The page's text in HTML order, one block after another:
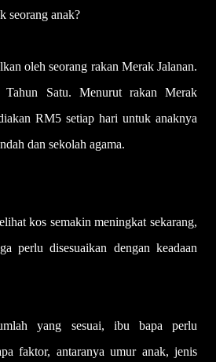
seorang anak?
oleh seorang rakan Merak Jalanan.
Tahun Satu. Menurut rakan Merak
RM5 setiap hari untuk anaknya
dan sekolah agama.
kos semakin meningkat sekarang,
perlu disesuaikan dengan keadaan
yang sesuai, ibu bapa perlu
faktor, antaranya umur anak, jenis